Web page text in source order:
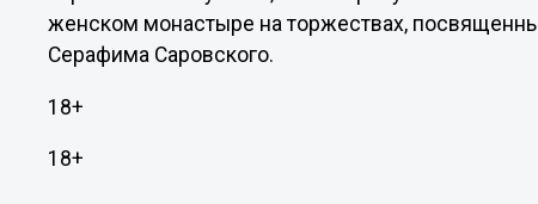
женском монастыре на торжествах,
Серафима Саровского.
18+
18+